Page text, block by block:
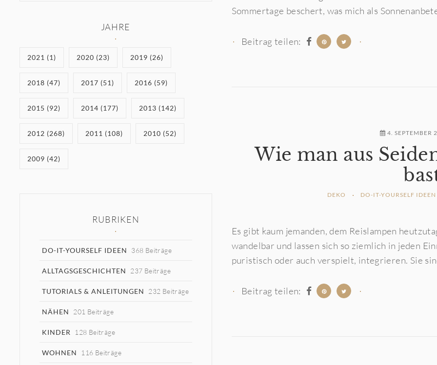
Sommertage beschert, was mich als
Beitrag teilen:
4. SEPTEMBER
Wie man aus
DEKO DO-IT-YOURSELF IDEEN
Es gibt kaum jemanden, dem Reislampen
wandelbar und lassen sich so ziemlich in jeden
puristisch oder auch verspielt, integrieren. Sie
Beitrag teilen:
JAHRE
2021 (1) 2020 (23) 2019 (26)
2018 (47) 2017 (51) 2016 (59)
2015 (92) 2014 (177) 2013 (142)
2012 (268) 2011 (108) 2010 (52)
2009 (42)
RUBRIKEN
DO-IT-YOURSELF IDEEN 368 Beiträge
ALLTAGSGESCHICHTEN 237 Beiträge
TUTORIALS & ANLEITUNGEN 232 Beiträge
NÄHEN 201 Beiträge
KINDER 128 Beiträge
WOHNEN 116 Beiträge